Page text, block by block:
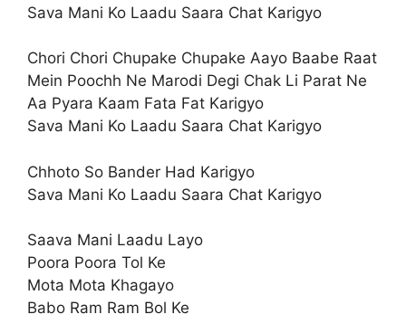
Sava Mani Ko Laadu Saara Chat Karigyo
Chori Chori Chupake Chupake Aayo Baabe Raat
Mein Poochh Ne Marodi Degi Chak Li Parat Ne
Aa Pyara Kaam Fata Fat Karigyo
Sava Mani Ko Laadu Saara Chat Karigyo
Chhoto So Bander Had Karigyo
Sava Mani Ko Laadu Saara Chat Karigyo
Saava Mani Laadu Layo
Poora Poora Tol Ke
Mota Mota Khagayo
Babo Ram Ram Bol Ke